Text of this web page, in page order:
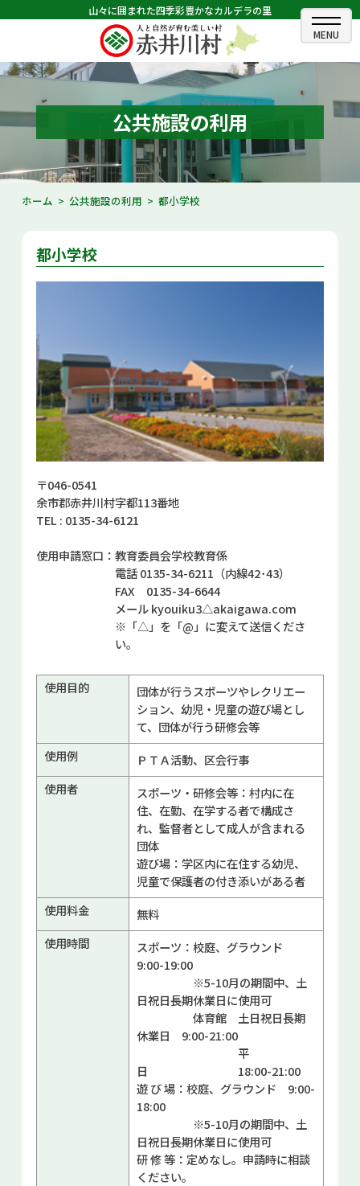
山々に囲まれた四季彩豊かなカルデラの里
ホーム
むらのできごと
むらのプロフィール
くらしの情報
ふるさと納税
あかいがわ広報
お問い合せ
Select Language▼
公共施設の利用
ホーム 公共施設の利用 都小学校
都小学校
〒046-0541
余市郡赤井川村字都113番地
TEL : 0135-34-6121
使用申請窓口： 教育委員会学校教育係
電話 0135-34-6211（内線42･43）
FAX 0135-34-6644
メール kyouiku3△akaigawa.com
※「△」を「@」に変えて送信くださ
い。
使用目的
団体が行うスポーツやレクリエー
ション、幼児・児童の遊び場とし
て、団体が行う研修会等
使用例
ＰＴＡ活動、区会行事
使用者
スポーツ・研修会等：村内に在
住、在勤、在学する者で構成さ
れ、監督者として成人が含まれる
団体
遊び場：学区内に在住する幼児、
児童で保護者の付き添いがある者
使用料金
無料
使用時間
スポーツ：校庭、グラウンド
9:00-19:00
※5-10月の期間中、土
日祝日長期休業日に使用可
体育館 土日祝日長期
休業日 9:00-21:00
平
日 18:00-21:00
遊 び 場：校庭、グラウンド 9:00-
18:00
※5-10月の期間中、土
日祝日長期休業日に使用可
研 修 等：定めなし。申請時に相談
ください。
閉じる
閉じる